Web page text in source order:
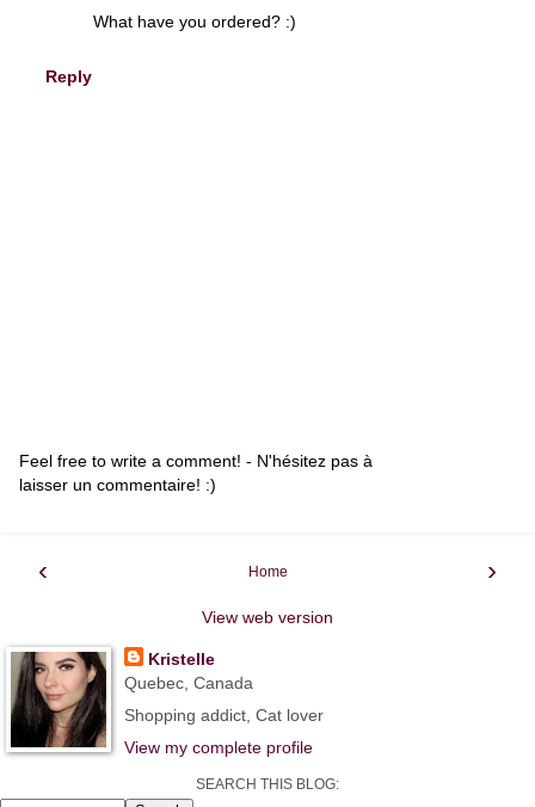
What have you ordered? :)
Reply
Feel free to write a comment! - N'hésitez pas à
laisser un commentaire! :)
‹ ›
Home
View web version
Kristelle
Quebec, Canada
Shopping addict, Cat lover
View my complete profile
SEARCH THIS BLOG: